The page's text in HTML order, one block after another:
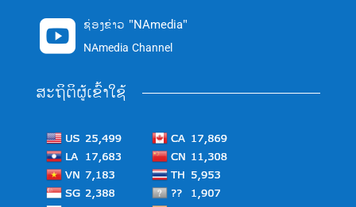
 ຊ່ອງຂ່າວ "NAmedia"
NAmedia Channel
ສະຖິຕິຜູ້ເຂົ້າໃຊ້